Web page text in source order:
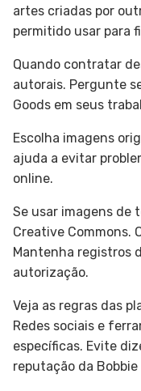
artes criadas por
permitido usar para
Quando contratar
autorais. Pergunte
Goods em seus
Escolha imagens
ajuda a evitar
online.
Se usar imagens de
Creative Commons.
Mantenha registros
autorização.
Veja as regras das
Redes sociais e
específicas. Evite
reputação da Bobbie